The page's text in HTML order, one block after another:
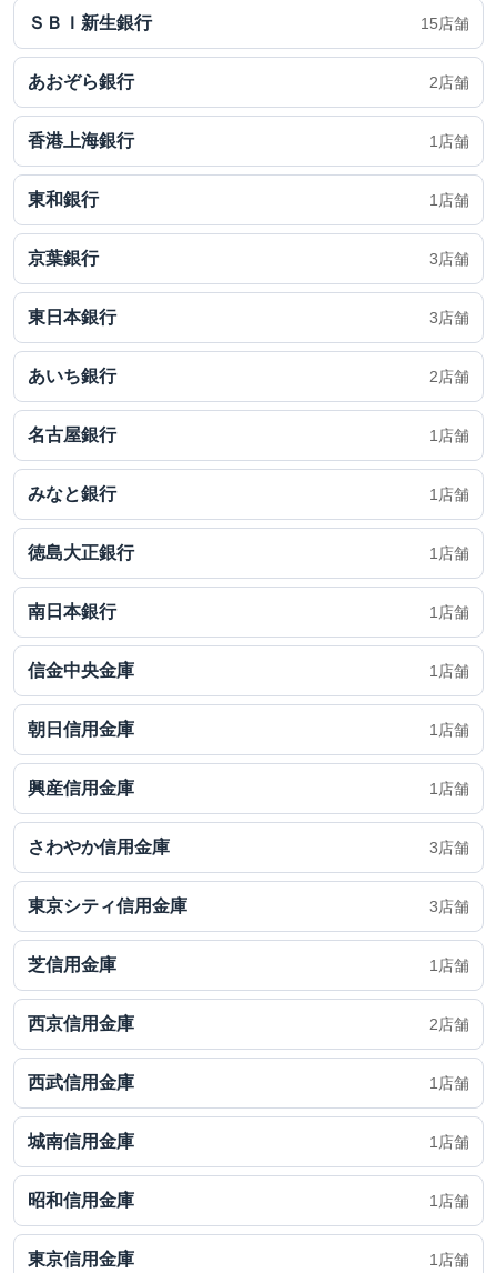
ＳＢＩ新生銀行 15店舗
あおぞら銀行 2店舗
香港上海銀行 1店舗
東和銀行 1店舗
京葉銀行 3店舗
東日本銀行 3店舗
あいち銀行 2店舗
名古屋銀行 1店舗
みなと銀行 1店舗
徳島大正銀行 1店舗
南日本銀行 1店舗
信金中央金庫 1店舗
朝日信用金庫 1店舗
興産信用金庫 1店舗
さわやか信用金庫 3店舗
東京シティ信用金庫 3店舗
芝信用金庫 1店舗
西京信用金庫 2店舗
西武信用金庫 1店舗
城南信用金庫 1店舗
昭和信用金庫 1店舗
東京信用金庫 1店舗